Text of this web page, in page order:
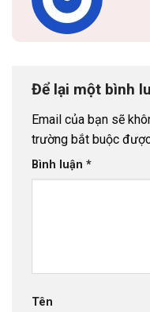
Để lại một bình
Email của bạn sẽ
trường bắt buộc
Bình luận *
Tên